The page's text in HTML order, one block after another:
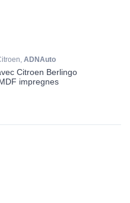
ADNAuto
Citroen Berlingo
impregnes